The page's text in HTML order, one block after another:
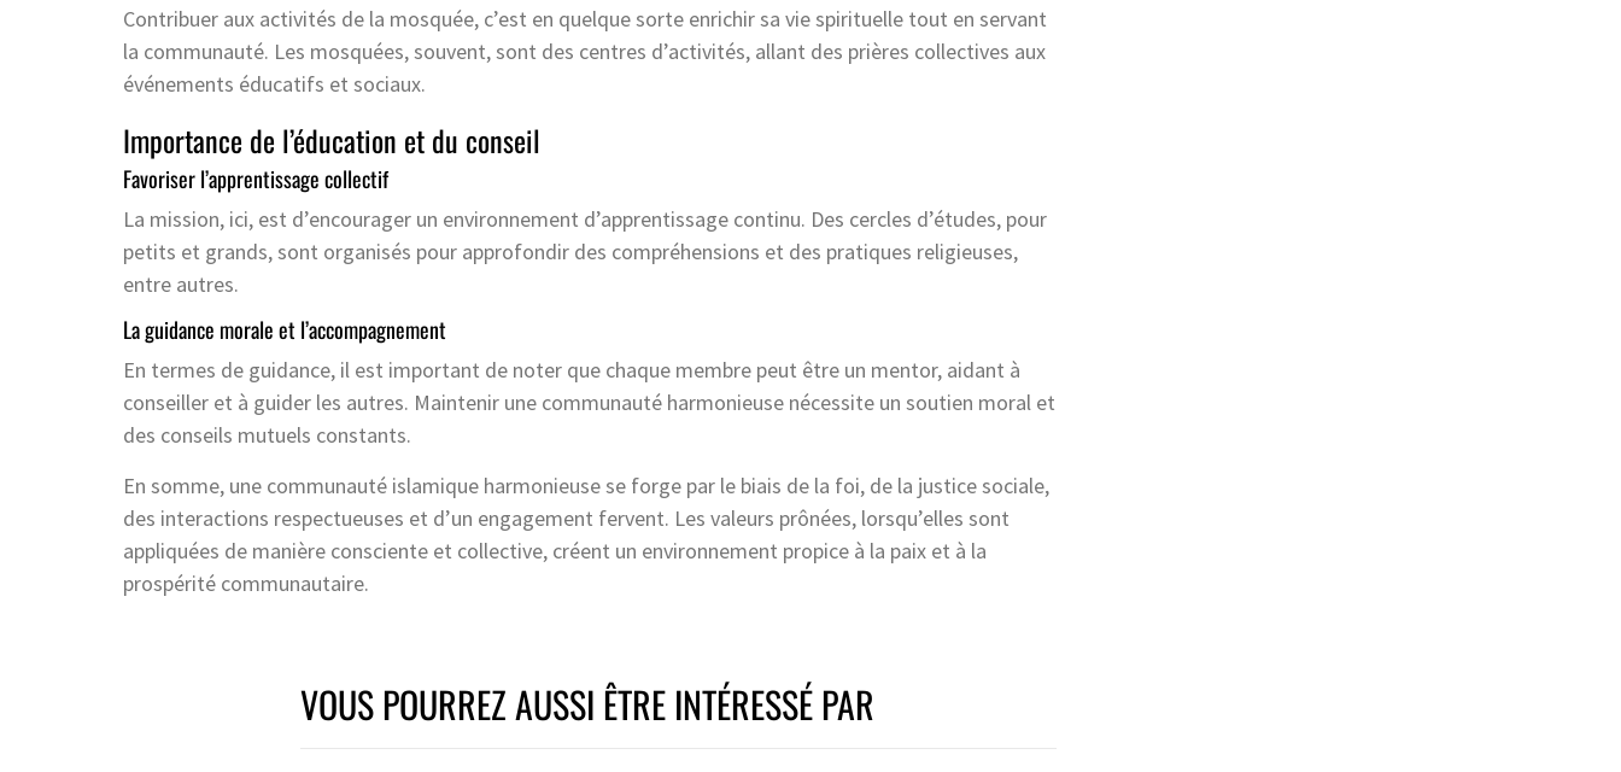
Contribuer aux activités de la mosquée, c’est en quelque sorte enrichir sa vie spirituelle tout en servant
la communauté. Les mosquées, souvent, sont des centres d’activités, allant des prières collectives aux
événements éducatifs et sociaux.
Importance de l’éducation et du conseil
Favoriser l’apprentissage collectif
La mission, ici, est d’encourager un environnement d’apprentissage continu. Des cercles d’études, pour
petits et grands, sont organisés pour approfondir des compréhensions et des pratiques religieuses,
entre autres.
La guidance morale et l’accompagnement
En termes de guidance, il est important de noter que chaque membre peut être un mentor, aidant à
conseiller et à guider les autres. Maintenir une communauté harmonieuse nécessite un soutien moral et
des conseils mutuels constants.
En somme, une communauté islamique harmonieuse se forge par le biais de la foi, de la justice sociale,
des interactions respectueuses et d’un engagement fervent. Les valeurs prônées, lorsqu’elles sont
appliquées de manière consciente et collective, créent un environnement propice à la paix et à la
prospérité communautaire.
VOUS POURREZ AUSSI ÊTRE INTÉRESSÉ PAR